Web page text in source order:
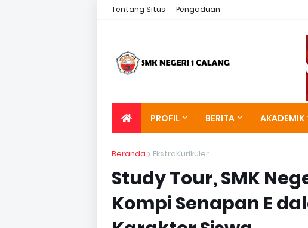
Tentang Situs Pengaduan
PROFIL BERITA AKADEMIK
Beranda EkstraKurikuler
Study Tour, SMK
Kompi Senapan E